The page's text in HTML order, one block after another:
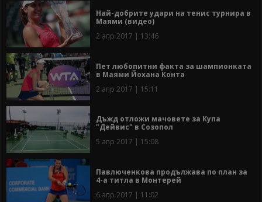
Най-добрите удари на тенис турнира в
Маями (видео)
2 апр 2017 | 13:46
Пет любопитни факта за шампионката
в Маями Йохана Конта
2 апр 2017 | 15:11
Дъжд отложи мачовете за Купа
"Дейвис" в Созопол
5 апр 2017 | 15:08
Павлюченкова продължава по план за
4-а титла в Монтерей
6 апр 2017 | 11:02